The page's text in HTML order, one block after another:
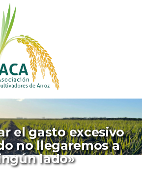
el gasto excesivo
no llegaremos a
lado»